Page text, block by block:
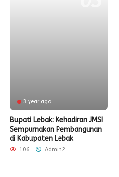
3 year ago
Bupati Lebak: Kehadiran JMSI
Sempurnakan Pembangunan
di Kabupaten Lebak
106 Admin2